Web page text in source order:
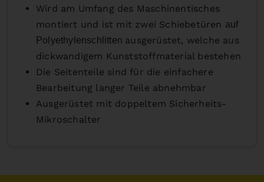
Wird am Umfang des Maschinentisches
montiert und ist mit zwei Schiebetüren auf
Polyethylenschlitten ausgerüstet, welche aus
dickwandigem Kunststoffmaterial bestehen
Die Seitenteile sind für die einfachere
Bearbeitung langer Teile abnehmbar
Ausgerüstet mit doppeltem Sicherheits-
Mikroschalter